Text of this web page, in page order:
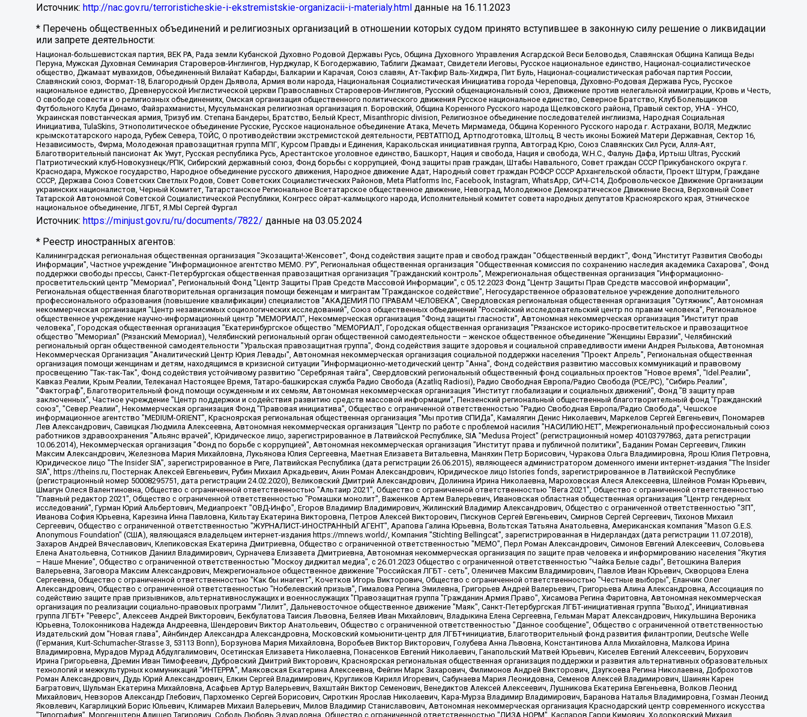
Источник: http://nac.gov.ru/terroristicheskie-i-ekstremistskie-organizacii-i-materialy.html данные на 16.11.2023
* Перечень общественных объединений и религиозных организаций в отношении которых судом принято вступившее в законную силу решение о ликвидации
или запрете деятельности:
Национал-большевистская партия, ВЕК РА, Рада земли Кубанской Духовно Родовой Державы Русь, Община Духовного Управления Асгардской Веси Беловодья, Славянская Община Капища Веды
Перуна, Мужская Духовная Семинария Староверов-Инглингов, Нурджулар, К Богодержавию, Таблиги Джамаат, Свидетели Иеговы, Русское национальное единство, Национал-социалистическое
общество, Джамаат мувахидов, Объединенный Вилайат Кабарды, Балкарии и Карачая, Союз славян, Ат-Такфир Валь-Хиджра, Пит Буль, Национал-социалистическая рабочая партия России,
Славянский союз, Формат-18, Благородный Орден Дьявола, Армия воли народа, Национальная Социалистическая Инициатива города Череповца, Духовно-Родовая Держава Русь, Русское
национальное единство, Древнерусской Инглистической церкви Православных Староверов-Инглингов, Русский общенациональный союз, Движение против нелегальной иммиграции, Кровь и Честь,
О свободе совести и о религиозных объединениях, Омская организация общественного политического движения Русское национальное единство, Северное Братство, Клуб Болельщиков
Футбольного Клуба Динамо, Файзрахманисты, Мусульманская религиозная организация п. Боровский, Община Коренного Русского народа Щелковского района, Правый сектор, УНА - УНСО,
Украинская повстанческая армия, Тризуб им. Степана Бандеры, Братство, Белый Крест, Misanthropic division, Религиозное объединение последователей инглиизма, Народная Социальная
Инициатива, TulaSkins, Этнополитическое объединение Русские, Русское национальное объединение Атака, Мечеть Мирмамеда, Община Коренного Русского народа г. Астрахани, ВОЛЯ, Меджлис
крымскотатарского народа, Рубеж Севера, ТОЙС, О противодействии экстремистской деятельности, РЕВТАТПОД, Артподготовка, Штольц, В честь иконы Божией Матери Державная, Сектор 16,
Независимость, Фирма, Молодежная правозащитная группа МПГ, Курсом Правды и Единения, Каракольская инициативная группа, Автоград Крю, Союз Славянских Сил Руси, Алля-Аят,
Благотворительный пансионат Ак Умут, Русская республика Русь, Арестантское уголовное единство, Башкорт, Нация и свобода, Нация и свобода, W.H.С., Фалунь Дафа, Иртыш Ultras, Русский
Патриотический клуб-Новокузнецк/РПК, Сибирский державный союз, Фонд борьбы с коррупцией, Фонд защиты прав граждан, Штабы Навального, Совет граждан СССР Прикубанского округа г.
Краснодара, Мужское государство, Народное объединение русского движения, Народное движение Адат, Народный совет граждан РСФСР СССР Архангельской области, Проект Штурм, Граждане
СССР, Держава Союз Советских Светлых Родов, Совет Советских Социалистических Районов, Meta Platforms Inc, Facebook, Instagram, WhatsApp, СИЧ-С14, Добровольческое Движение Организации
украинских националистов, Черный Комитет, Татарстанское Региональное Всетатарское общественное движение, Невоград, Молодежное Демократическое Движение Весна, Верховный Совет
Татарской Автономной Советской Социалистической Республики, Конгресс ойрат-калмыцкого народа, Исполнительный комитет совета народных депутатов Красноярского края, Этническое
национальное объединение, ЛГБТ, Я.МЫ Сергей Фургал
Источник: https://minjust.gov.ru/ru/documents/7822/ данные на 03.05.2024
* Реестр иностранных агентов:
Калининградская региональная общественная организация "Экозащита!-Женсовет", Фонд содействия защите прав и свобод граждан "Общественный вердикт", Фонд "Институт Развития Свободы Информации", Частное учреждение "Информационное агентство МЕМО. РУ", Региональная общественная организация "Общественная комиссия по сохранению наследия академика Сахарова", Фонд поддержки свободы прессы, Санкт-Петербургская общественная правозащитная организация "Гражданский контроль", Межрегиональная общественная организация "Информационно-просветительский центр "Мемориал", Региональный Фонд "Центр Защиты Прав Средств Массовой Информации", с 05.12.2023 Фонд "Центр Защиты Прав Средств массовой информации", Региональная общественная благотворительная организация помощи беженцам и мигрантам "Гражданское содействие", Негосударственное образовательное учреждение дополнительного профессионального образования (повышение квалификации) специалистов "АКАДЕМИЯ ПО ПРАВАМ ЧЕЛОВЕКА", Свердловская региональная общественная организация "Сутяжник", Автономная некоммерческая организация "Центр независимых социологических исследований", Союз общественных объединений "Российский исследовательский центр по правам человека", Региональное общественное учреждение научно-информационный центр "МЕМОРИАЛ", Некоммерческая организация "Фонд защиты гласности", Автономная некоммерческая организация "Институт прав человека", Городская общественная организация "Екатеринбургское общество "МЕМОРИАЛ", Городская общественная организация "Рязанское историко-просветительское и правозащитное общество "Мемориал" (Рязанский Мемориал), Челябинский региональный орган общественной самодеятельности – женское общественное объединение "Женщины Евразии", Челябинский региональный орган общественной самодеятельности "Уральская правозащитная группа", Фонд содействия защите здоровья и социальной справедливости имени Андрея Рылькова, Автономная Некоммерческая Организация "Аналитический Центр Юрия Левады", Автономная некоммерческая организация социальной поддержки населения "Проект Апрель", Региональная общественная организация помощи женщинам и детям, находящимся в кризисной ситуации "Информационно-методический центр "Анна", Фонд содействия развитию массовых коммуникаций и правовому просвещению "Так-так-Так", Фонд содействия устойчивому развитию "Серебряная тайга", Свердловский региональный общественный фонд социальных проектов "Новое время", "Idel.Реалии", Кавказ.Реалии, Крым.Реалии, Телеканал Настоящее Время, Татаро-башкирская служба Радио Свобода (Azatliq Radiosi), Радио Свободная Европа/Радио Свобода (PCE/PC), "Сибирь.Реалии", "Фактограф", Благотворительный фонд помощи осужденным и их семьям, Автономная некоммерческая организация "Институт глобализации и социальных движений", Фонд "В защиту прав заключенных", Частное учреждение "Центр поддержки и содействия развитию средств массовой информации", Пензенский региональный общественный благотворительный фонд "Гражданский союз", "Север.Реалии", Некоммерческая организация Фонд "Правовая инициатива", Общество с ограниченной ответственностью "Радио Свободная Европа/Радио Свобода", Чешское информационное агентство "MEDIUM-ORIENT", Красноярская региональная общественная организация "Мы против СПИДа", Камалягин Денис Николаевич, Маркелов Сергей Евгеньевич, Пономарев Лев Александрович, Савицкая Людмила Алексеевна, Автономная некоммерческая организация "Центр по работе с проблемой насилия "НАСИЛИЮ.НЕТ", Межрегиональный профессиональный союз работников здравоохранения "Альянс врачей", Юридическое лицо, зарегистрированное в Латвийской Республике, SIA "Medusa Project" (регистрационный номер 40103797863, дата регистрации 10.06.2014), Некоммерческая организация "Фонд по борьбе с коррупцией", Автономная некоммерческая организация "Институт права и публичной политики", Баданин Роман Сергеевич, Гликин Максим Александрович, Железнова Мария Михайловна, Лукьянова Юлия Сергеевна, Маетная Елизавета Витальевна, Маняхин Петр Борисович, Чуракова Ольга Владимировна, Ярош Юлия Петровна, Юридическое лицо "The Insider SIA", зарегистрированное в Риге, Латвийская Республика (дата регистрации 26.06.2015), являющееся администратором доменного имени интернет-издания "The Insider SIA", https://theins.ru, Постернак Алексей Евгеньевич, Рубин Михаил Аркадьевич, Анин Роман Александрович, Юридическое лицо Istories fonds, зарегистрированное в Латвийской Республике (регистрационный номер 50008295751, дата регистрации 24.02.2020), Великовский Дмитрий Александрович, Долинина Ирина Николаевна, Мароховская Алеся Алексеевна, Шлейнов Роман Юрьевич, Шмагун Олеся Валентиновна, Общество с ограниченной ответственностью "Альтаир 2021", Общество с ограниченной ответственностью "Вега 2021", Общество с ограниченной ответственностью "Главный редактор 2021", Общество с ограниченной ответственностью "Ромашки монолит", Важенков Артем Валерьевич, Ивановская областная общественная организация "Центр гендерных исследований", Гурман Юрий Альбертович, Медиапроект "ОВД-Инфо", Егоров Владимир Владимирович, Жилинский Владимир Александрович, Общество с ограниченной ответственностью "ЗП", Иванова София Юрьевна, Карезина Инна Павловна, Кильтау Екатерина Викторовна, Петров Алексей Викторович, Пискунов Сергей Евгеньевич, Смирнов Сергей Сергеевич, Тихонов Михаил Сергеевич, Общество с ограниченной ответственностью "ЖУРНАЛИСТ-ИНОСТРАННЫЙ АГЕНТ", Арапова Галина Юрьевна, Вольтская Татьяна Анатольевна, Американская компания "Mason G.E.S. Anonymous Foundation" (США), являющаяся владельцем интернет-издания https://mnews.world/, Компания "Stichting Bellingcat", зарегистрированная в Нидерландах (дата регистрации 11.07.2018), Захаров Андрей Вячеславович, Клепиковская Екатерина Дмитриевна, Общество с ограниченной ответственностью "МЕМО", Перл Роман Александрович, Симонов Евгений Алексеевич, Соловьева Елена Анатольевна, Сотников Даниил Владимирович, Сурначева Елизавета Дмитриевна, Автономная некоммерческая организация по защите прав человека и информированию населения "Якутия – Наше Мнение", Общество с ограниченной ответственностью "Москоу диджитал медиа", с 26.01.2023 Общество с ограниченной ответственностью "Чайка Белые сады", Ветошкина Валерия Валерьевна, Заговора Максим Александрович, Межрегиональное общественное движение "Российская ЛГБТ - сеть", Оленичев Максим Владимирович, Павлов Иван Юрьевич, Скворцова Елена Сергеевна, Общество с ограниченной ответственностью "Как бы инагент", Кочетков Игорь Викторович, Общество с ограниченной ответственностью "Честные выборы", Еланчик Олег Александрович, Общество с ограниченной ответственностью "Нобелевский призыв", Гималова Регина Эмилевна, Григорьев Андрей Валерьевич, Григорьева Алина Александровна, Ассоциация по содействию защите прав призывников, альтернативнослужащих и военнослужащих "Правозащитная группа "Гражданин.Армия.Право", Хисамова Регина Фаритовна, Автономная некоммерческая организация по реализации социально-правовых программ "Лилит", Дальневосточное общественное движение "Маяк", Санкт-Петербургская ЛГБТ-инициативная группа "Выход", Инициативная группа ЛГБТ+ "Реверс", Алексеев Андрей Викторович, Бекбулатова Таисия Львовна, Беляев Иван Михайлович, Владыкина Елена Сергеевна, Гельман Марат Александрович, Никульшина Вероника Юрьевна, Толоконникова Надежда Андреевна, Шендерович Виктор Анатольевич, Общество с ограниченной ответственностью "Данное сообщение", Общество с ограниченной ответственностью Издательский дом "Новая глава", Айнбиндер Александра Александровна, Московский комьюнити-центр для ЛГБТ+инициатив, Благотворительный фонд развития филантропии, Deutsche Welle (Германия, Kurt-Schumacher-Strasse 3, 53113 Bonn), Борзунова Мария Михайловна, Воробьев Виктор Викторович, Голубева Анна Львовна, Константинова Алла Михайловна, Малкова Ирина Владимировна, Мурадов Мурад Абдулгалимович, Осетинская Елизавета Николаевна, Понасенков Евгений Николаевич, Ганапольский Матвей Юрьевич, Киселев Евгений Алексеевич, Борухович Ирина Григорьевна, Дремин Иван Тимофеевич, Дубровский Дмитрий Викторович, Красноярская региональная общественная организация поддержки и развития альтернативных образовательных технологий и межкультурных коммуникаций "ИНТЕРРА", Маяковская Екатерина Алексеевна, Фейгин Марк Захарович, Филимонов Андрей Викторович, Дзугкоева Регина Николаевна, Доброхотов Роман Александрович, Дудь Юрий Александрович, Елкин Сергей Владимирович, Кругликов Кирилл Игоревич, Сабунаева Мария Леонидовна, Семенов Алексей Владимирович, Шаинян Карен Багратович, Шульман Екатерина Михайловна, Асафьев Артур Валерьевич, Вахштайн Виктор Семенович, Венедиктов Алексей Алексеевич, Лушникова Екатерина Евгеньевна, Волков Леонид Михайлович, Невзоров Александр Глебович, Пархоменко Сергей Борисович, Сироткин Ярослав Николаевич, Кара-Мурза Владимир Владимирович, Баранова Наталья Владимировна, Гозман Леонид Яковлевич, Кагарлицкий Борис Юльевич, Климарев Михаил Валерьевич, Милов Владимир Станиславович, Автономная некоммерческая организация Краснодарский центр современного искусства "Типография", Моргенштерн Алишер Тагирович, Соболь Любовь Эдуардовна, Общество с ограниченной ответственностью "ЛИЗА НОРМ", Каспаров Гарри Кимович, Ходорковский Михаил Борисович, Общество с ограниченной ответственностью "Апрельские тезисы", Данилович Ирина Брониславовна, Кашин Олег Владимирович, Петров Николай Владимирович, Пивоваров Алексей Владимирович, Соколов Михаил Владимирович, Цветкова Юлия Владимировна, Чичваркин Евгений Александрович, Комитет против пыток/Команда против пыток, Общество с ограниченной ответственностью "Первый научный", Общество с ограниченной ответственностью "Вертолет и ко", Белоцерковская Вероника Борисовна, Кац Максим Евгеньевич, Лазарева Татьяна Юрьевна, Шаведдинов Руслан Табризович, Яшин Илья Валерьевич, Общество с ограниченной ответственностью "Иноагент ААВ", Алешковский Дмитрий Петрович, Альбац Евгения Марковна, Быков Дмитрий Львович, Галямина Юлия Евгеньевна, Лойко Сергей Леонидович, Мартынов Кирилл Константинович, Медведев Сергей Александрович, Крашенинников Федор Геннадиевич, Гордеева Катерина Вл